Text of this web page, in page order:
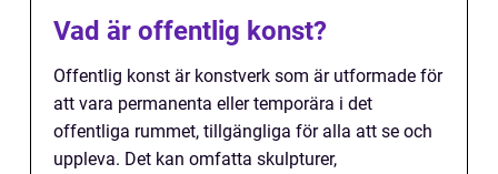
Vad är offentlig konst?
Offentlig konst är konstverk som är utformade för
att vara permanenta eller temporära i det
offentliga rummet, tillgängliga för alla att se och
uppleva. Det kan omfatta skulpturer,